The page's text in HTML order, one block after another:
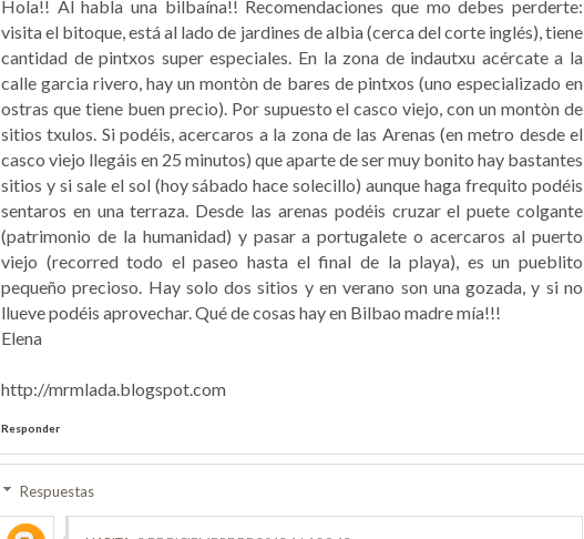
Hola!! Al habla una bilbaína!! Recomendaciones que mo debes perderte:
visita el bitoque, está al lado de jardines de albia (cerca del corte inglés), tiene
cantidad de pintxos super especiales. En la zona de indautxu acércate a la
calle garcia rivero, hay un montòn de bares de pintxos (uno especializado en
ostras que tiene buen precio). Por supuesto el casco viejo, con un montòn de
sitios txulos. Si podéis, acercaros a la zona de las Arenas (en metro desde el
casco viejo llegáis en 25 minutos) que aparte de ser muy bonito hay bastantes
sitios y si sale el sol (hoy sábado hace solecillo) aunque haga frequito podéis
sentaros en una terraza. Desde las arenas podéis cruzar el puete colgante
(patrimonio de la humanidad) y pasar a portugalete o acercaros al puerto
viejo (recorred todo el paseo hasta el final de la playa), es un pueblito
pequeño precioso. Hay solo dos sitios y en verano son una gozada, y si no
llueve podéis aprovechar. Qué de cosas hay en Bilbao madre mía!!!
Elena
http://mrmlada.blogspot.com
Responder
Respuestas